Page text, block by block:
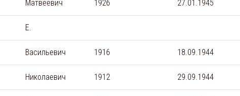
Матвеевич 1926 27.01.1945
Е.
Васильевич 1916 18.09.1944
Николаевич 1912 29.09.1944